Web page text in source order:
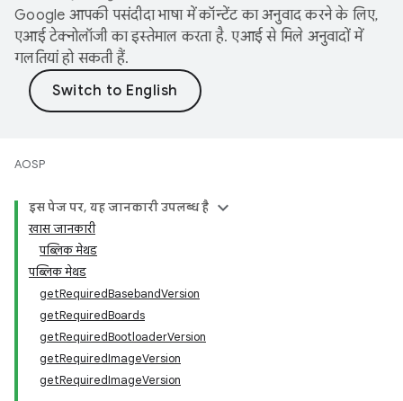
Google आपकी पसंदीदा भाषा में कॉन्टेंट का अनुवाद करने के लिए,
एआई टेक्नोलॉजी का इस्तेमाल करता है. एआई से मिले अनुवादों में
गलतियां हो सकती हैं.
AOSP
इस पेज पर, यह जानकारी उपलब्ध है
खास जानकारी
पब्लिक मेथड
पब्लिक मेथड
getRequiredBasebandVersion
getRequiredBoards
getRequiredBootloaderVersion
getRequiredImageVersion
getRequiredImageVersion